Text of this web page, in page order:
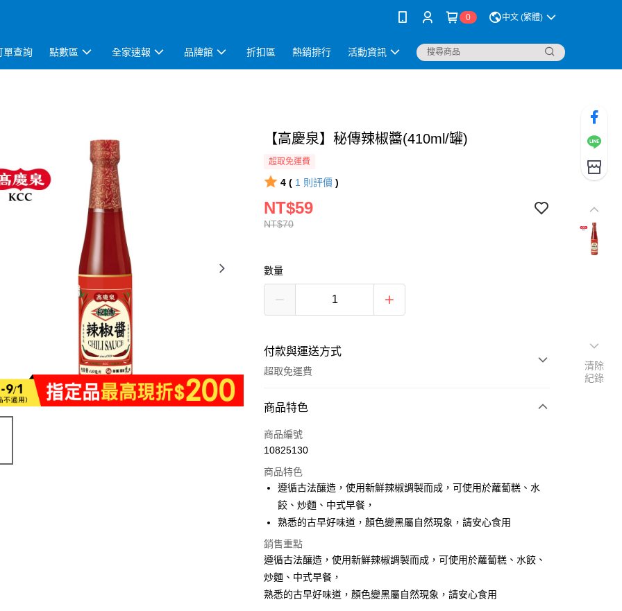
0 中文 (繁體)
單查詢 點數區 全家速報 品牌館 折扣區 熱銷排行 活動資訊
【高慶泉】秘傳辣椒醬(410ml/罐)
超取免運費
4 ( 1 則評價 )
NT$70
NT$59
數量
付款與運送方式
超取免運費
付款方式
全家線上支付
運送方式
全家取貨付款
免運費
常溫-付款後全家取貨
免運費
商品特色
商品編號
10825130
商品特色
遵循古法釀造，使用新鮮辣椒調製而成，可使用於蘿蔔糕、水
餃、炒麵、中式早餐，
熟悉的古早好味道，顏色變黑屬自然現象，請安心食用
銷售重點
遵循古法釀造，使用新鮮辣椒調製而成，可使用於蘿蔔糕、水餃、
炒麵、中式早餐，
熟悉的古早好味道，顏色變黑屬自然現象，請安心食用
清除
紀錄